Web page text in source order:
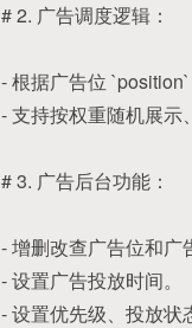
# 2. 广告调度逻辑：
- 根据广告位
- 支持按权重随机展示
# 3. 广告后台功能：
- 增删改查广告位和广
- 设置广告投放时间。
- 设置优先级、投放状